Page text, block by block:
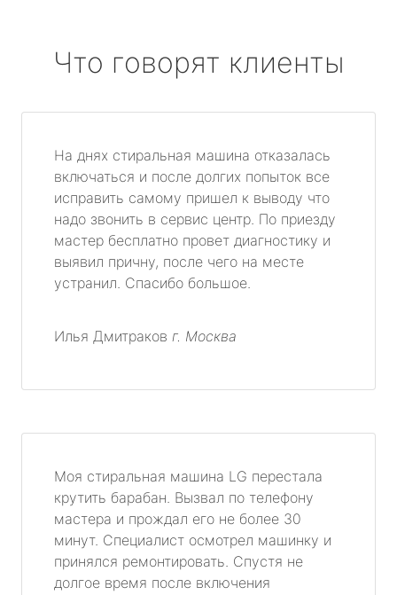
метро Серпуховская
метро Театральная
метро Славянский бульвар
метро Университет
метро Текстильщики
метро Сухаревская
метро Тульская
метро Таганская
метро Тургеневская
метро Тимирязевская
Что говорят клиенты
На днях стиральная машина отказалась
включаться и после долгих попыток все
исправить самому пришел к выводу что
надо звонить в сервис центр. По приезду
мастер бесплатно провет диагностику и
выявил причну, после чего на месте
устранил. Спасибо большое.
Илья Дмитраков г. Москва
Моя стиральная машина LG перестала
крутить барабан. Вызвал по телефону
мастера и прождал его не более 30
минут. Специалист осмотрел машинку и
принялся ремонтировать. Спустя не
долгое время после включения